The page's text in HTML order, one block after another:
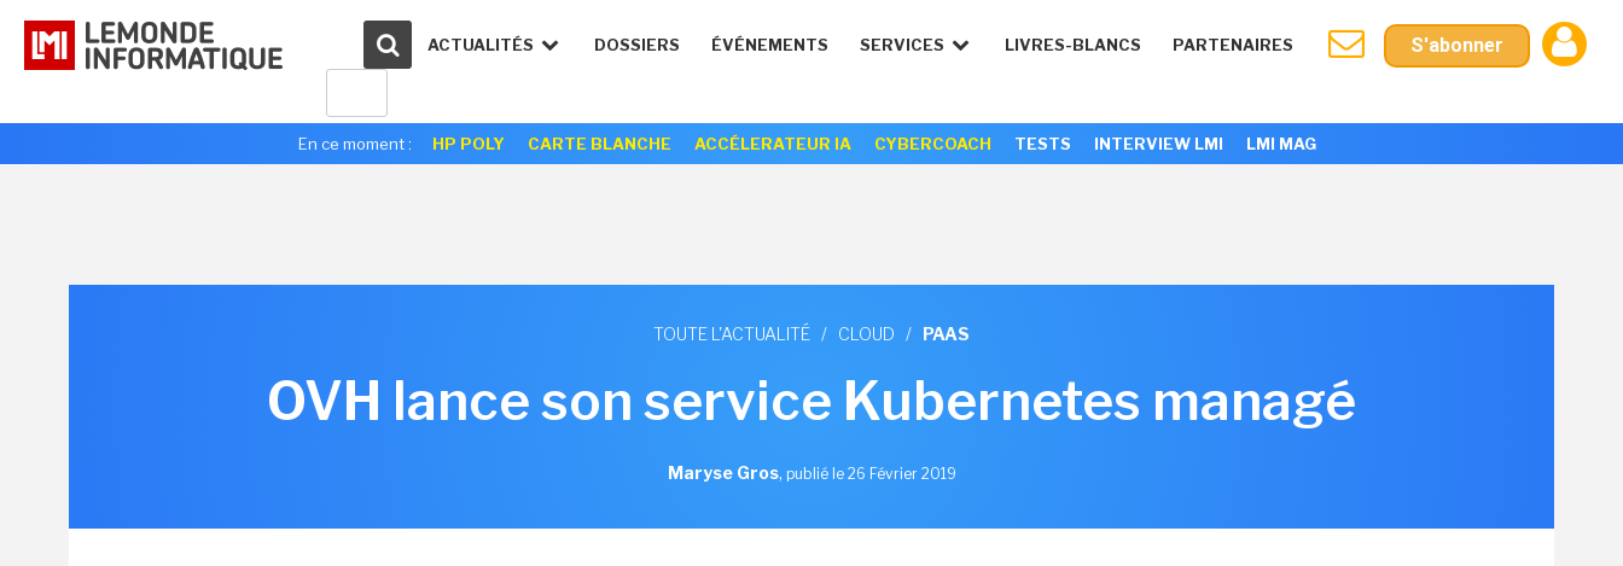
ACTUALITÉS DOSSIERS ÉVÉNEMENTS SERVICES LIVRES-BLANCS PARTENAIRES S'abonner
En ce moment : HP POLY CARTE BLANCHE ACCÉLERATEUR IA CYBERCOACH TESTS INTERVIEW LMI LMI MAG
TOUTE L'ACTUALITÉ / CLOUD / PAAS
OVH lance son service Kubernetes managé
Maryse Gros, publié le 26 Février 2019